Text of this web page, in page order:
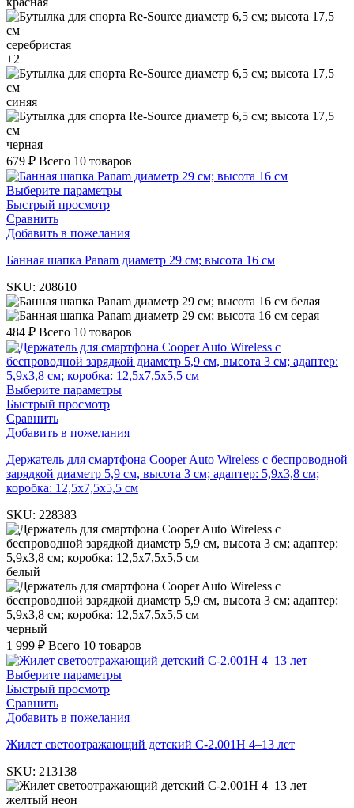
серебристая
+2
синяя
черная
679 ₽ Всего 10 товаров
Выберите параметры
Быстрый просмотр
Сравнить
Добавить в пожелания
Банная шапка Panam диаметр 29 см; высота 16 см
SKU: 208610
белая
серая
484 ₽ Всего 10 товаров
Выберите параметры
Быстрый просмотр
Сравнить
Добавить в пожелания
Держатель для смартфона Cooper Auto Wireless с беспроводной
зарядкой диаметр 5,9 см, высота 3 см; адаптер: 5,9х3,8 см;
коробка: 12,5х7,5х5,5 см
SKU: 228383
белый
черный
1 999 ₽ Всего 10 товаров
Выберите параметры
Быстрый просмотр
Сравнить
Добавить в пожелания
Жилет светоотражающий детский С-2.001Н 4–13 лет
SKU: 213138
желтый неон